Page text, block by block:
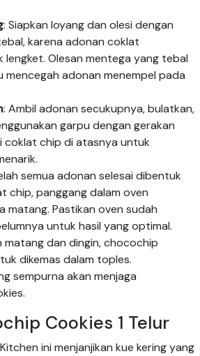
: Siapkan loyang dan olesi dengan
karena adonan coklat
lengket. Olesan mentega yang tebal
mencegah adonan menempel pada
: Ambil adonan secukupnya, bulatkan,
garpu dengan gerakan
coklat chip di atasnya untuk
semua adonan selesai dibentuk
chip, panggang dalam oven
matang. Pastikan oven sudah
untuk hasil yang optimal.
matang dan dingin, chocochip
dikemas dalam toples.
sempurna akan menjaga
Cookies 1 Telur
ini menjanjikan kue kering yang